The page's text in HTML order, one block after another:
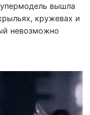
вышла
кружевах и
невозможно